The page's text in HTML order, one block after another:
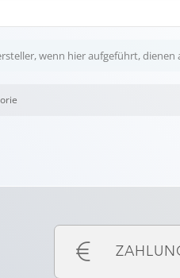
wenn hier aufgeführt, dienen